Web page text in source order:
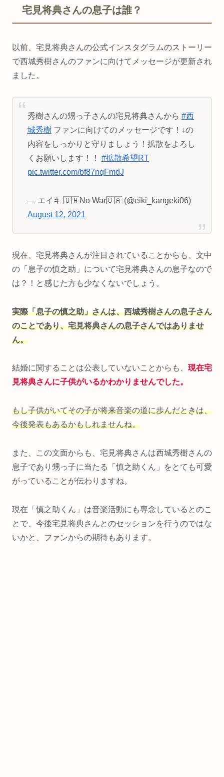
宅見将典さんの息子は誰？
以前、宅見将典さんの公式インスタグラムのストーリー
で西城秀樹さんのファンに向けてメッセージが更新され
ました。
秀樹さんの甥っ子さんの宅見将典さんから #西
城秀樹ファンに向けてのメッセージです！↓の
内容をしっかりと守りましょう！拡散をよろし
くお願いします！！ #拡散希望RT
pic.twitter.com/bf87nqFmdJ
— エイキ 🇺🇦No War🇺🇦 (@eiki_kangeki06)
August 12, 2021
現在、宅見将典さんが注目されていることからも、文中
の「息子の慎之助」について宅見将典さんの息子なので
は？！と感じた方も少なくないでしょう。
実際「息子の慎之助」さんは、西城秀樹さんの息子さん
のことであり、宅見将典さんの息子さんではありませ
ん。
結婚に関することは公表していないことからも、 現在宅
見将典さんに子供がいるかわかりませんでした。
もし子供がいてその子が将来音楽の道に歩んだときは、
今後発表もあるかもしれませんね。
また、この文面からも、宅見将典さんは西城秀樹さんの
息子であり甥っ子に当たる「慎之助くん」をとても可愛
がっていることが伝わりますね。
現在「慎之助くん」は音楽活動にも専念しているとのこ
とで、今後宅見将典さんとのセッションを行うのではな
いかと、ファンからの期待もあります。